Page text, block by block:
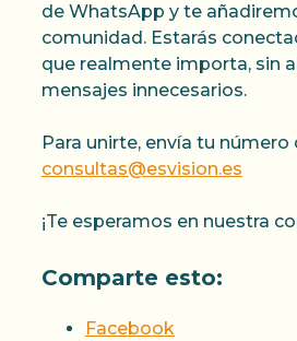
de WhatsApp y te
comunidad. Estarás
que realmente importa, sin
mensajes innecesarios.
Para unirte, envía tu número
consultas@esvision.es
¡Te esperamos en nuestra
Comparte esto:
Facebook